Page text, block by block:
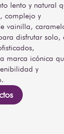
lento y natural
complejo y
vainilla,
disfrutar solo,
marca icónica
y